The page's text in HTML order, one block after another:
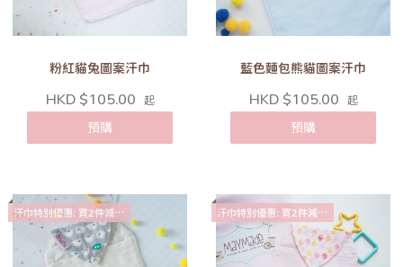
粉紅貓兔圖案汗巾
HKD $105.00 起
預購
藍色麵包熊貓圖案汗巾
HKD $105.00 起
預購
汗巾特別優惠: 買2件減$10 汗巾特別優惠: 買2件減$10